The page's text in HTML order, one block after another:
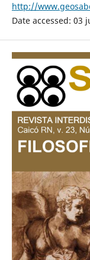
http://
Date accessed: 03